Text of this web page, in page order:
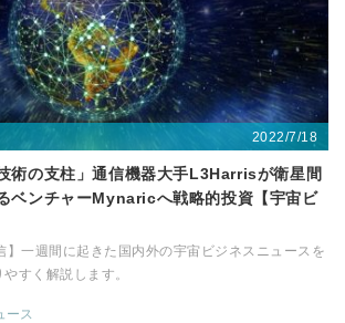
2022/7/18
術の支柱」通信機器大手L3Harrisが衛星間
ベンチャーMynaricへ戦略的投資【宇宙ビ
】一週間に起きた国内外の宇宙ビジネスニュースを
すく解説します。
ース